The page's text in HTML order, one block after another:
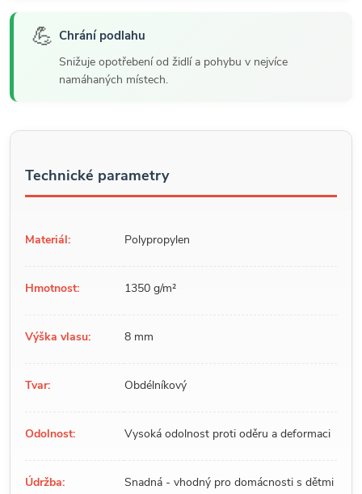
💪 Chrání podlahu
Snižuje opotřebení od židlí a pohybu v nejvíce
namáhaných místech.
Technické parametry
Materiál: Polypropylen
Hmotnost: 1350 g/m²
Výška vlasu: 8 mm
Tvar: Obdélníkový
Odolnost: Vysoká odolnost proti oděru a deformaci
Údržba:
Snadná - vhodný pro domácnosti s dětmi